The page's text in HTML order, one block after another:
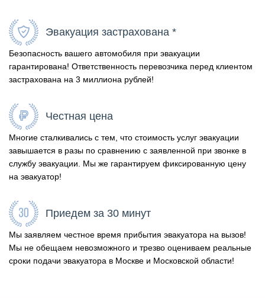
Эвакуация застрахована *
Безопасность вашего автомобиля при эвакуации
гарантирована! Ответственность перевозчика перед клиентом
застрахована на 3 миллиона рублей!
Честная цена
Многие сталкивались с тем, что стоимость услуг эвакуации
завышается в разы по сравнению с заявленной при звонке в
службу эвакуации. Мы же гарантируем фиксированную цену
на эвакуатор!
Приедем за 30 минут
Мы заявляем честное время прибытия эвакуатора на вызов!
Мы не обещаем невозможного и трезво оцениваем реальные
сроки подачи эвакуатора в Москве и Московской области!